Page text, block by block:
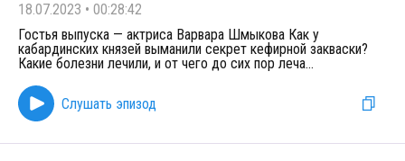
18.07.2023 • 00:28:42
Гостья выпуска — актриса Варвара Шмыкова Как у
кабардинских князей выманили секрет кефирной закваски?
Какие болезни лечили, и от чего до сих пор леча...
Слушать эпизод